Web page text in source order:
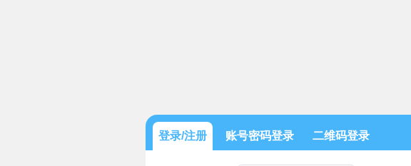
登录/注册 账号密码登录 二维码登录